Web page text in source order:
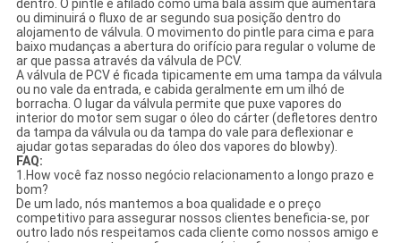
dentro. O pintle é afilado como uma bala assim que aumentará
ou diminuirá o fluxo de ar segundo sua posição dentro do
alojamento de válvula. O movimento do pintle para cima e para
baixo mudanças a abertura do orifício para regular o volume de
ar que passa através da válvula de PCV.
A válvula de PCV é ficada tipicamente em uma tampa da válvula
ou no vale da entrada, e cabida geralmente em um ilhó de
borracha. O lugar da válvula permite que puxe vapores do
interior do motor sem sugar o óleo do cárter (defletores dentro
da tampa da válvula ou da tampa do vale para deflexionar e
ajudar gotas separadas do óleo dos vapores do blowby).
FAQ:
1.How você faz nosso negócio relacionamento a longo prazo e
bom?
De um lado, nós mantemos a boa qualidade e o preço
competitivo para assegurar nossos clientes beneficia-se, por
outro lado nós respeitamos cada cliente como nossos amigo e